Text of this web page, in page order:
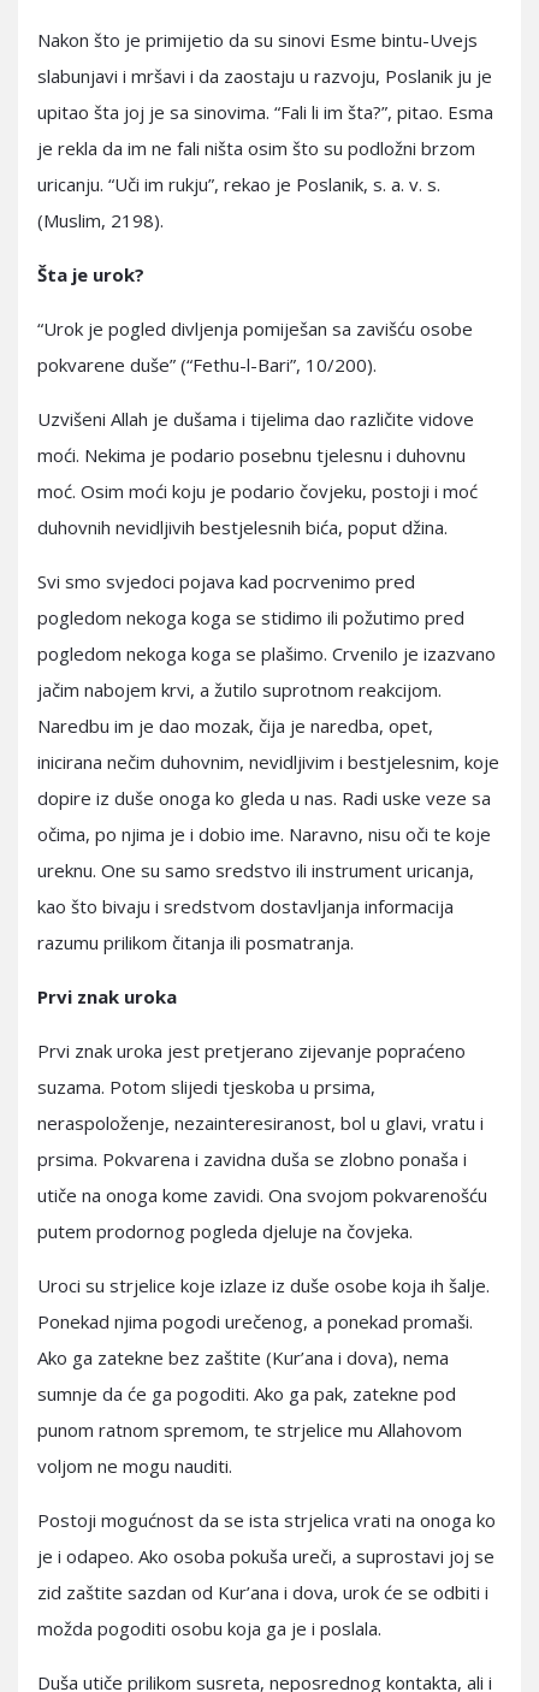
Nakon što je primijetio da su sinovi Esme bintu-Uvejs
slabunjavi i mršavi i da zaostaju u razvoju, Poslanik ju je
upitao šta joj je sa sinovima. “Fali li im šta?”, pitao. Esma
je rekla da im ne fali ništa osim što su podložni brzom
uricanju. “Uči im rukju”, rekao je Poslanik, s. a. v. s.
(Muslim, 2198).
Šta je urok?
“Urok je pogled divljenja pomiješan sa zavišću osobe
pokvarene duše” (“Fethu-l-Bari”, 10/200).
Uzvišeni Allah je dušama i tijelima dao različite vidove
moći. Nekima je podario posebnu tjelesnu i duhovnu
moć. Osim moći koju je podario čovjeku, postoji i moć
duhovnih nevidljivih bestjelesnih bića, poput džina.
Svi smo svjedoci pojava kad pocrvenimo pred
pogledom nekoga koga se stidimo ili požutimo pred
pogledom nekoga koga se plašimo. Crvenilo je izazvano
jačim nabojem krvi, a žutilo suprotnom reakcijom.
Naredbu im je dao mozak, čija je naredba, opet,
inicirana nečim duhovnim, nevidljivim i bestjelesnim, koje
dopire iz duše onoga ko gleda u nas. Radi uske veze sa
očima, po njima je i dobio ime. Naravno, nisu oči te koje
ureknu. One su samo sredstvo ili instrument uricanja,
kao što bivaju i sredstvom dostavljanja informacija
razumu prilikom čitanja ili posmatranja.
Prvi znak uroka
Prvi znak uroka jest pretjerano zijevanje popraćeno
suzama. Potom slijedi tjeskoba u prsima,
neraspoloženje, nezainteresiranost, bol u glavi, vratu i
prsima. Pokvarena i zavidna duša se zlobno ponaša i
utiče na onoga kome zavidi. Ona svojom pokvarenošću
putem prodornog pogleda djeluje na čovjeka.
Uroci su strjelice koje izlaze iz duše osobe koja ih šalje.
Ponekad njima pogodi urečenog, a ponekad promaši.
Ako ga zatekne bez zaštite (Kur’ana i dova), nema
sumnje da će ga pogoditi. Ako ga pak, zatekne pod
punom ratnom spremom, te strjelice mu Allahovom
voljom ne mogu nauditi.
Postoji mogućnost da se ista strjelica vrati na onoga ko
je i odapeo. Ako osoba pokuša ureči, a suprostavi joj se
zid zaštite sazdan od Kur’ana i dova, urok će se odbiti i
možda pogoditi osobu koja ga je i poslala.
Duša utiče prilikom susreta, neposrednog kontakta, ali i